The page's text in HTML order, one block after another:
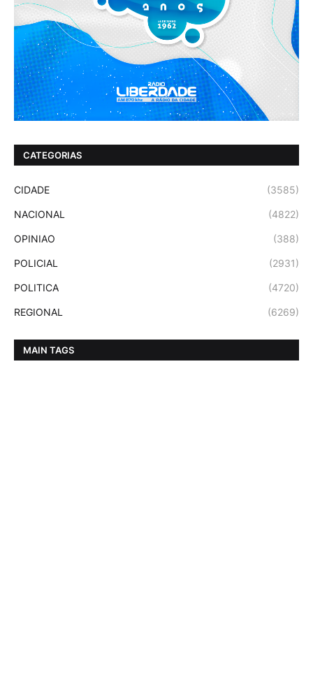
CATEGORIAS
CIDADE (3585)
NACIONAL (4822)
OPINIAO (388)
POLICIAL (2931)
POLITICA (4720)
REGIONAL (6269)
MAIN TAGS